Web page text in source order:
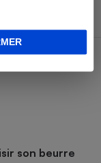
son beurre